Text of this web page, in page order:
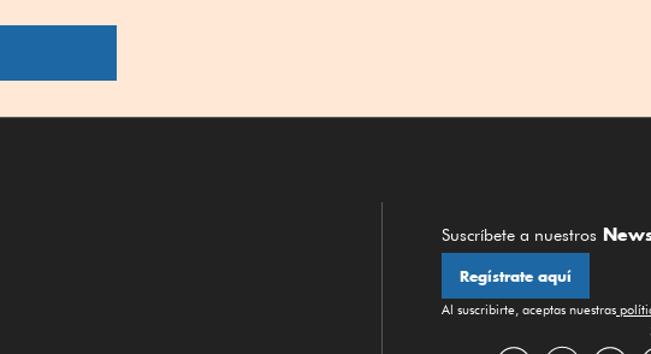
Suscríbete a nuestros
Regístrate aquí
Al suscribirte, aceptas nuestras